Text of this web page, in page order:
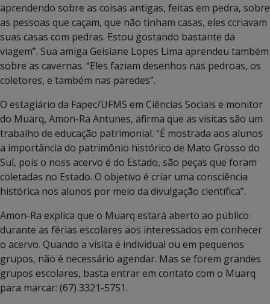
aprendendo sobre as coisas antigas, feitas em pedra, sobre
as pessoas que caçam, que não tinham casas, eles ccriavam
suas casas com pedras. Estou gostando bastante da
viagem”. Sua amiga Geisiane Lopes Lima aprendeu também
sobre as cavernas. “Eles faziam desenhos nas pedroas, os
coletores, e também nas paredes”.
O estagiário da Fapec/UFMS em Ciências Sociais e monitor
do Muarq, Amon-Ra Antunes, afirma que as visitas são um
trabalho de educação patrimonial. “É mostrada aos alunos
a importância do patrimônio histórico de Mato Grosso do
Sul, pois o noss acervo é do Estado, são peças que foram
coletadas no Estado. O objetivo é criar uma consciência
histórica nos alunos por meio da divulgação científica”.
Amon-Ra explica que o Muarq estará aberto ao público
durante as férias escolares aos interessados em conhecer
o acervo. Quando a visita é individual ou em pequenos
grupos, não é necessário agendar. Mas se forem grandes
grupos escolares, basta entrar em contato com o Muarq
para marcar: (67) 3321-5751.